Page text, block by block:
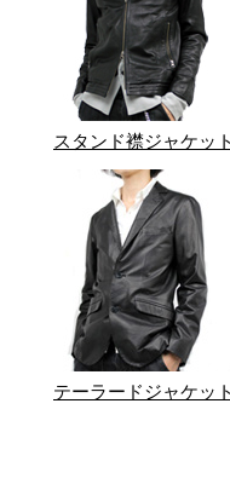
スタンド襟ジャケット
テーラードジャケット